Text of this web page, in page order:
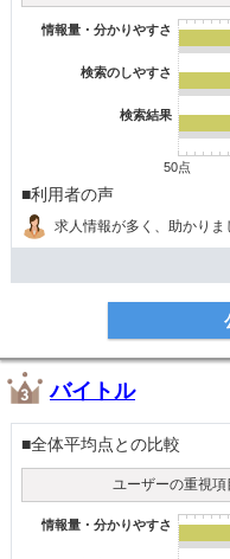
情報量・分かりやすさ
検索のしやすさ
検索結果
50点
■利用者の声
求人情報が多く、助かりま
バイトル
■全体平均点との比較
ユーザーの重視
情報量・分かりやすさ